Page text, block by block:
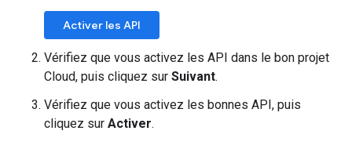
Activer les API
Vérifiez que vous activez les API dans le bon projet
Cloud, puis cliquez sur Suivant.
Vérifiez que vous activez les bonnes API, puis
cliquez sur Activer.